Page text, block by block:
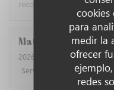
cookies
para
medir la
ofrecer
redes
recommandons ce
Matthieu
2026-07-22
- 12:30 -
Servicio
Ambiente: 4